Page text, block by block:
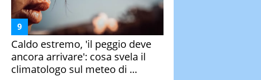
Caldo estremo, 'il peggio deve
ancora arrivare': cosa svela il
climatologo sul meteo di ...